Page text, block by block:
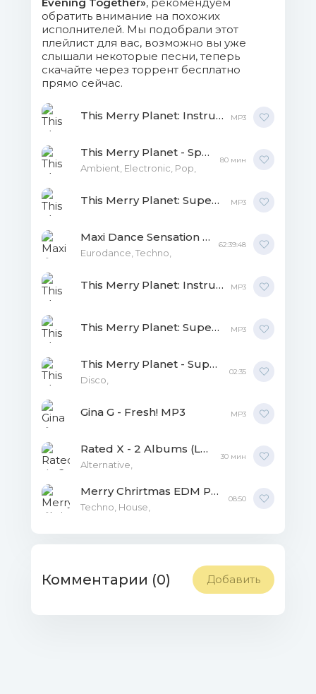
обратить внимание на похожих
исполнителей. Мы подобрали этот
плейлист для вас, возможно вы уже
слышали некоторые песни, теперь
скачайте через торрент бесплатно
прямо сейчас.
This Merry Planet: Instrumental Disco Hits Vol2 MP3 MP3
This Merry Planet - Space Voyage #2 MP3
Ambient, Electronic, Pop,
80 мин
This Merry Planet: Super Rare Disco Vol.2 MP3 MP3
Maxi Dance Sensation Vol.1-27 MP3
Eurodance, Techno,
62:39:48
This Merry Planet: Instrumental Disco Hits Vol.3 MP3 MP3
This Merry Planet: Super Rare Disco Vol.1 MP3 MP3
This Merry Planet - Super Rare Disco Vol.4 MP3
Disco,
02:35
Gina G - Fresh! MP3 MP3
Rated X - 2 Albums (LP Promo '19 - United Front LP) MP3
Alternative,
30 мин
Merry Chrirtmas EDM Party MP3
Techno, House,
08:50
Комментарии (0) Добавить